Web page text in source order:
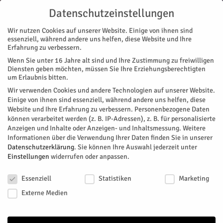
Start
« Alle Veranstaltungen
Diese Veranstaltung hat bereits stattgefunden.
Literaturmatinee mit Gudrun
Kaschluhn
Facebook
Datenschutzeinstellungen
Wir nutzen Cookies auf unserer Website. Einige von ihnen sind
essenziell, während andere uns helfen, diese Website und Ihre
Erfahrung zu verbessern.
Wenn Sie unter 16 Jahre alt sind und Ihre Zustimmung zu freiwilligen
Diensten geben möchten, müssen Sie Ihre Erziehungsberechtigten
um Erlaubnis bitten.
Wir verwenden Cookies und andere Technologien auf unserer Website.
Einige von ihnen sind essenziell, während andere uns helfen, diese
Website und Ihre Erfahrung zu verbessern. Personenbezogene Daten
können verarbeitet werden (z. B. IP-Adressen), z. B. für personalisierte
Anzeigen und Inhalte oder Anzeigen- und Inhaltsmessung. Weitere
Informationen über die Verwendung Ihrer Daten finden Sie in unserer
Datenschutzerklärung. Sie können Ihre Auswahl jederzeit unter
Einstellungen widerrufen oder anpassen.
Essenziell
Statistiken
Marketing
Externe Medien